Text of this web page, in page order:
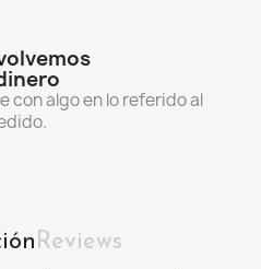
con algo en lo referido al
Reviews